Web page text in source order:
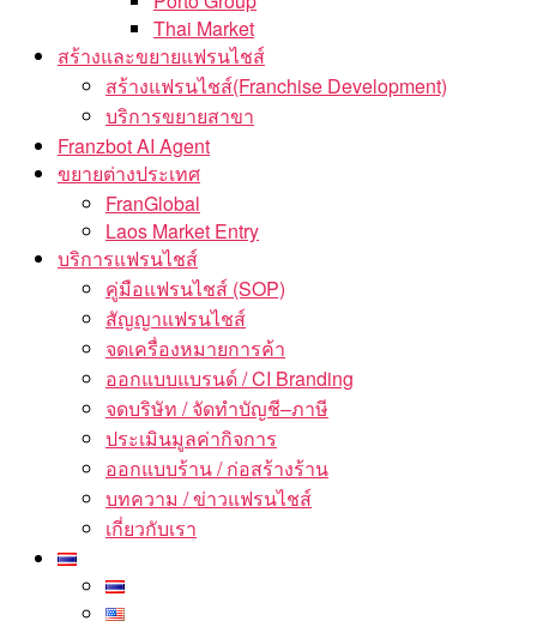
Thai Market
สร้างและขยายแฟรนไชส์
สร้างแฟรนไชส์(Franchise Development)
บริการขยายสาขา
Franzbot AI Agent
ขยายต่างประเทศ
FranGlobal
Laos Market Entry
บริการแฟรนไชส์
คู่มือแฟรนไชส์ (SOP)
สัญญาแฟรนไชส์
จดเครื่องหมายการค้า
ออกแบบแบรนด์ / CI Branding
จดบริษัท / จัดทำบัญชี–ภาษี
ประเมินมูลค่ากิจการ
ออกแบบร้าน / ก่อสร้างร้าน
บทความ / ข่าวแฟรนไชส์
เกี่ยวกับเรา